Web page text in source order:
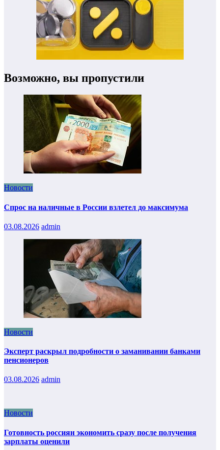
Возможно, вы пропустили
Новости
Спрос на наличные в России взлетел до максимума
03.08.2026 admin
Новости
Эксперт раскрыл подробности о заманивании банками
пенсионеров
03.08.2026 admin
Новости
Готовность россиян экономить сразу после получения
зарплаты оценили